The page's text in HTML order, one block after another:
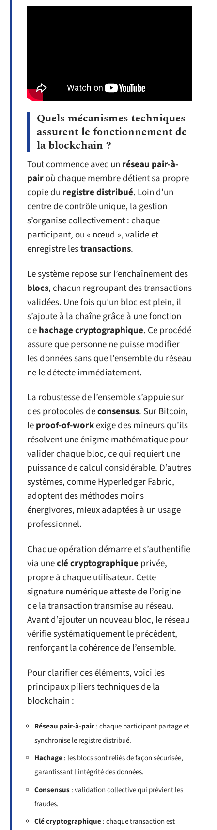
Quels mécanismes techniques
assurent le fonctionnement de
la blockchain ?
Tout commence avec un réseau pair-à-
pairoù chaque membre détient sa propre
copie du registre distribué. Loin d’un
centre de contrôle unique, la gestion
s’organise collectivement : chaque
participant, ou « nœud », valide et
enregistre lestransactions.
Le système repose sur l’enchaînement des
blocs, chacun regroupant des transactions
validées. Une fois qu’un bloc est plein, il
s’ajoute à la chaîne grâce à une fonction
dehachage cryptographique. Ce procédé
assure que personne ne puisse modifier
les données sans que l’ensemble du réseau
ne le détecte immédiatement.
La robustesse de l’ensemble s’appuie sur
des protocoles deconsensus. Sur Bitcoin,
leproof-of-workexige des mineurs qu’ils
résolvent une énigme mathématique pour
valider chaque bloc, ce qui requiert une
puissance de calcul considérable. D’autres
systèmes, comme Hyperledger Fabric,
adoptent des méthodes moins
énergivores, mieux adaptées à un usage
professionnel.
Chaque opération démarre et s’authentifie
via uneclé cryptographique privée,
propre à chaque utilisateur. Cette
signature numérique atteste de l’origine
de la transaction transmise au réseau.
Avant d’ajouter un nouveau bloc, le réseau
vérifie systématiquement le précédent,
renforçant la cohérence de l’ensemble.
Pour clarifier ces éléments, voici les
principaux piliers techniques de la
blockchain :
Réseau pair-à-pair: chaque participant partage et
synchronise le registre distribué.
Hachage: les blocs sont reliés de façon sécurisée,
garantissant l’intégrité des données.
Consensus: validation collective qui prévient les
fraudes.
Clé cryptographique: chaque transaction est